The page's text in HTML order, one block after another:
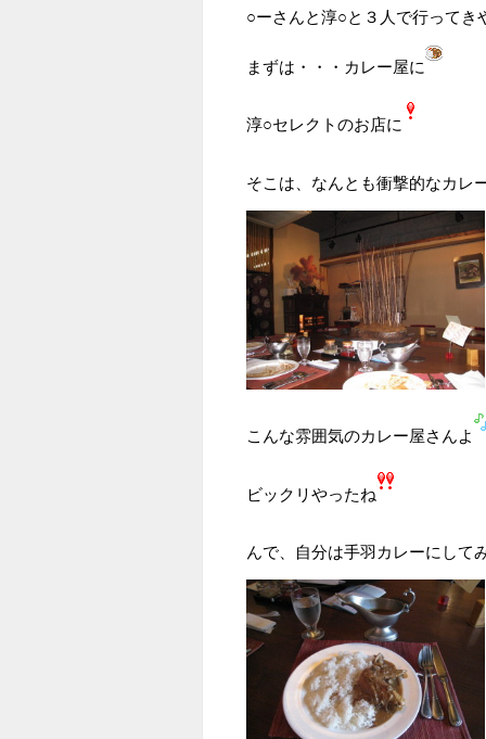
○ーさんと淳○と３人で行ってき
まずは・・・カレー屋に
淳○セレクトのお店に
そこは、なんとも衝撃的なカレ
こんな雰囲気のカレー屋さんよ
ビックリやったね
んで、自分は手羽カレーにして